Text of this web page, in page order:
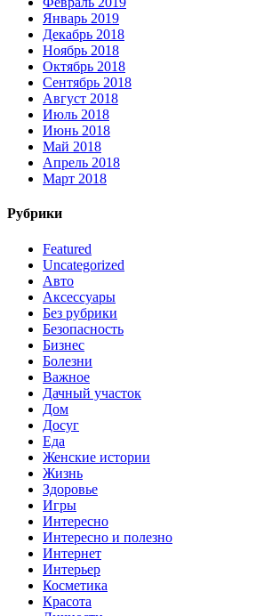
Январь 2019
Декабрь 2018
Ноябрь 2018
Октябрь 2018
Сентябрь 2018
Август 2018
Июль 2018
Июнь 2018
Май 2018
Апрель 2018
Март 2018
Рубрики
Featured
Uncategorized
Авто
Аксессуары
Без рубрики
Безопасность
Бизнес
Болезни
Важное
Дачный участок
Дом
Досуг
Еда
Женские истории
Жизнь
Здоровье
Игры
Интересно
Интересно и полезно
Интернет
Интерьер
Косметика
Красота